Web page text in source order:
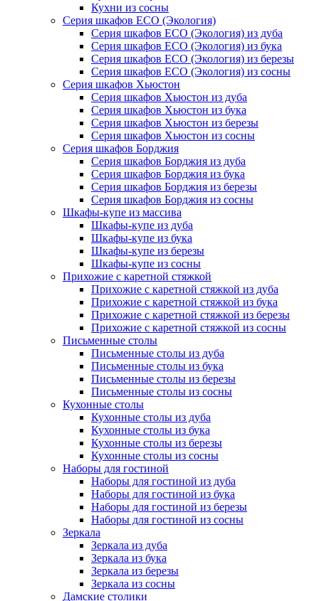
Кухни из сосны
Серия шкафов ECO (Экология)
Серия шкафов ECO (Экология) из дуба
Серия шкафов ECO (Экология) из бука
Серия шкафов ECO (Экология) из березы
Серия шкафов ECO (Экология) из сосны
Серия шкафов Хьюстон
Серия шкафов Хьюстон из дуба
Серия шкафов Хьюстон из бука
Серия шкафов Хьюстон из березы
Серия шкафов Хьюстон из сосны
Серия шкафов Борджия
Серия шкафов Борджия из дуба
Серия шкафов Борджия из бука
Серия шкафов Борджия из березы
Серия шкафов Борджия из сосны
Шкафы-купе из массива
Шкафы-купе из дуба
Шкафы-купе из бука
Шкафы-купе из березы
Шкафы-купе из сосны
Прихожие с каретной стяжкой
Прихожие с каретной стяжкой из дуба
Прихожие с каретной стяжкой из бука
Прихожие с каретной стяжкой из березы
Прихожие с каретной стяжкой из сосны
Письменные столы
Письменные столы из дуба
Письменные столы из бука
Письменные столы из березы
Письменные столы из сосны
Кухонные столы
Кухонные столы из дуба
Кухонные столы из бука
Кухонные столы из березы
Кухонные столы из сосны
Наборы для гостиной
Наборы для гостиной из дуба
Наборы для гостиной из бука
Наборы для гостиной из березы
Наборы для гостиной из сосны
Зеркала
Зеркала из дуба
Зеркала из бука
Зеркала из березы
Зеркала из сосны
Дамские столики